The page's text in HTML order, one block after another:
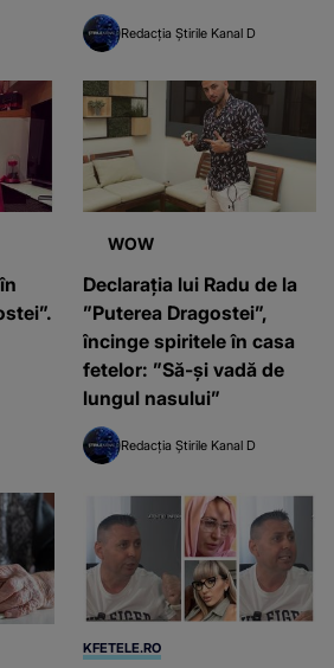
Redacția Știrile Kanal D
WOW
Declarația lui Radu de la
”Puterea Dragostei”,
încinge spiritele în casa
fetelor: ”Să-și vadă de
lungul nasului”
Redacția Știrile Kanal D
KFETELE.RO